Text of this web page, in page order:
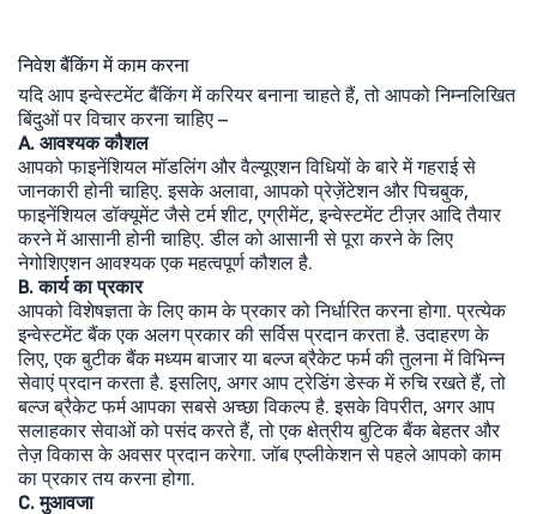
निवेश बैंकिंग में काम करना
यदि आप इन्वेस्टमेंट बैंकिंग में करियर बनाना चाहते हैं, तो आपको निम्नलिखित
बिंदुओं पर विचार करना चाहिए –
A. आवश्यक कौशल
आपको फाइनेंशियल मॉडलिंग और वैल्यूएशन विधियों के बारे में गहराई से
जानकारी होनी चाहिए. इसके अलावा, आपको प्रेज़ेंटेशन और पिचबुक,
फाइनेंशियल डॉक्यूमेंट जैसे टर्म शीट, एग्रीमेंट, इन्वेस्टमेंट टीज़र आदि तैयार
करने में आसानी होनी चाहिए. डील को आसानी से पूरा करने के लिए
नेगोशिएशन आवश्यक एक महत्वपूर्ण कौशल है.
B. कार्य का प्रकार
आपको विशेषज्ञता के लिए काम के प्रकार को निर्धारित करना होगा. प्रत्येक
इन्वेस्टमेंट बैंक एक अलग प्रकार की सर्विस प्रदान करता है. उदाहरण के
लिए, एक बुटीक बैंक मध्यम बाजार या बल्ज ब्रैकेट फर्म की तुलना में विभिन्न
सेवाएं प्रदान करता है. इसलिए, अगर आप ट्रेडिंग डेस्क में रुचि रखते हैं, तो
बल्ज ब्रैकेट फर्म आपका सबसे अच्छा विकल्प है. इसके विपरीत, अगर आप
सलाहकार सेवाओं को पसंद करते हैं, तो एक क्षेत्रीय बुटिक बैंक बेहतर और
तेज़ विकास के अवसर प्रदान करेगा. जॉब एप्लीकेशन से पहले आपको काम
का प्रकार तय करना होगा.
C. मुआवजा